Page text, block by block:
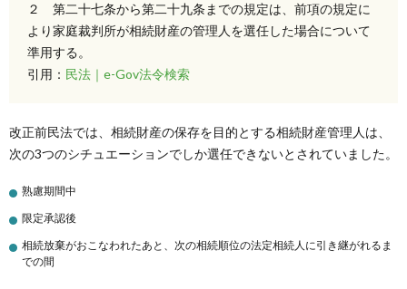
２ 第二十七条から第二十九条までの規定は、前項の規定に
より家庭裁判所が相続財産の管理人を選任した場合について
準用する。
引用： 民法｜e-Gov法令検索
改正前民法では、相続財産の保存を目的とする相続財産管理人は、
次の3つのシチュエーションでしか選任できないとされていました。
熟慮期間中
限定承認後
相続放棄がおこなわれたあと、次の相続順位の法定相続人に引き継がれるま
での間